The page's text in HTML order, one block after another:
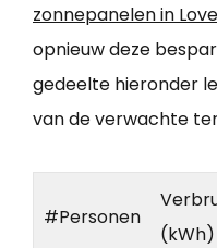
zonnepanelen in
opnieuw deze
gedeelte hieronder
van de verwachte
#Personen
(kWh)